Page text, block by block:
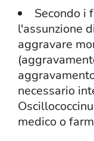
Secondo i
l'assunzione
aggravare
necessario
medico o